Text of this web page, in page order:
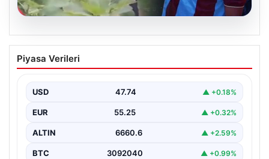
07.08.2026
Trabzonlu Teyze Mohamed Salah’ı İlk
Kez Gördü! Güldüren Tepkiler Sosyal
Trabzon’un gözde ilçesi Araklı’ya, dünya futbolunun en
reklam…
Piyasa Verileri
USD 47.74 ▲ +0.18%
EUR 55.25 ▲ +0.32%
ALTIN 6660.6 ▲ +2.59%
BTC 3092040 ▲ +0.99%